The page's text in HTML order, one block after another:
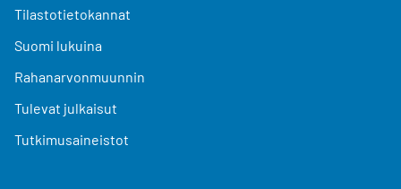
Tilastotietokannat
Suomi lukuina
Rahanarvonmuunnin
Tulevat julkaisut
Tutkimusaineistot